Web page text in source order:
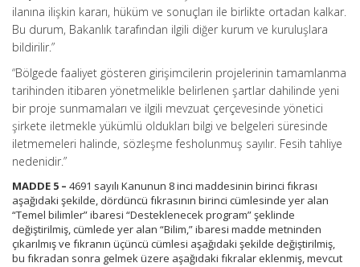
ilanına ilişkin kararı, hüküm ve sonuçları ile birlikte ortadan kalkar.
Bu durum, Bakanlık tarafından ilgili diğer kurum ve kuruluşlara
bildirilir.”
“Bölgede faaliyet gösteren girişimcilerin projelerinin tamamlanma
tarihinden itibaren yönetmelikle belirlenen şartlar dahilinde yeni
bir proje sunmamaları ve ilgili mevzuat çerçevesinde yönetici
şirkete iletmekle yükümlü oldukları bilgi ve belgeleri süresinde
iletmemeleri halinde, sözleşme fesholunmuş sayılır. Fesih tahliye
nedenidir.”
MADDE 5 – 4691 sayılı Kanunun 8 inci maddesinin birinci fıkrası
aşağıdaki şekilde, dördüncü fıkrasının birinci cümlesinde yer alan
“Temel bilimler” ibaresi “Desteklenecek program” şeklinde
değiştirilmiş, cümlede yer alan “Bilim,” ibaresi madde metninden
çıkarılmış ve fıkranın üçüncü cümlesi aşağıdaki şekilde değiştirilmiş,
bu fıkradan sonra gelmek üzere aşağıdaki fıkralar eklenmiş, mevcut